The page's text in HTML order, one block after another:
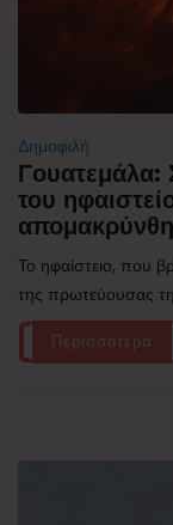
Δημοφιλή
Γουατεμάλα:
του
Το ηφαίστειο, που
της πρωτεύουσας
Περισσότερα